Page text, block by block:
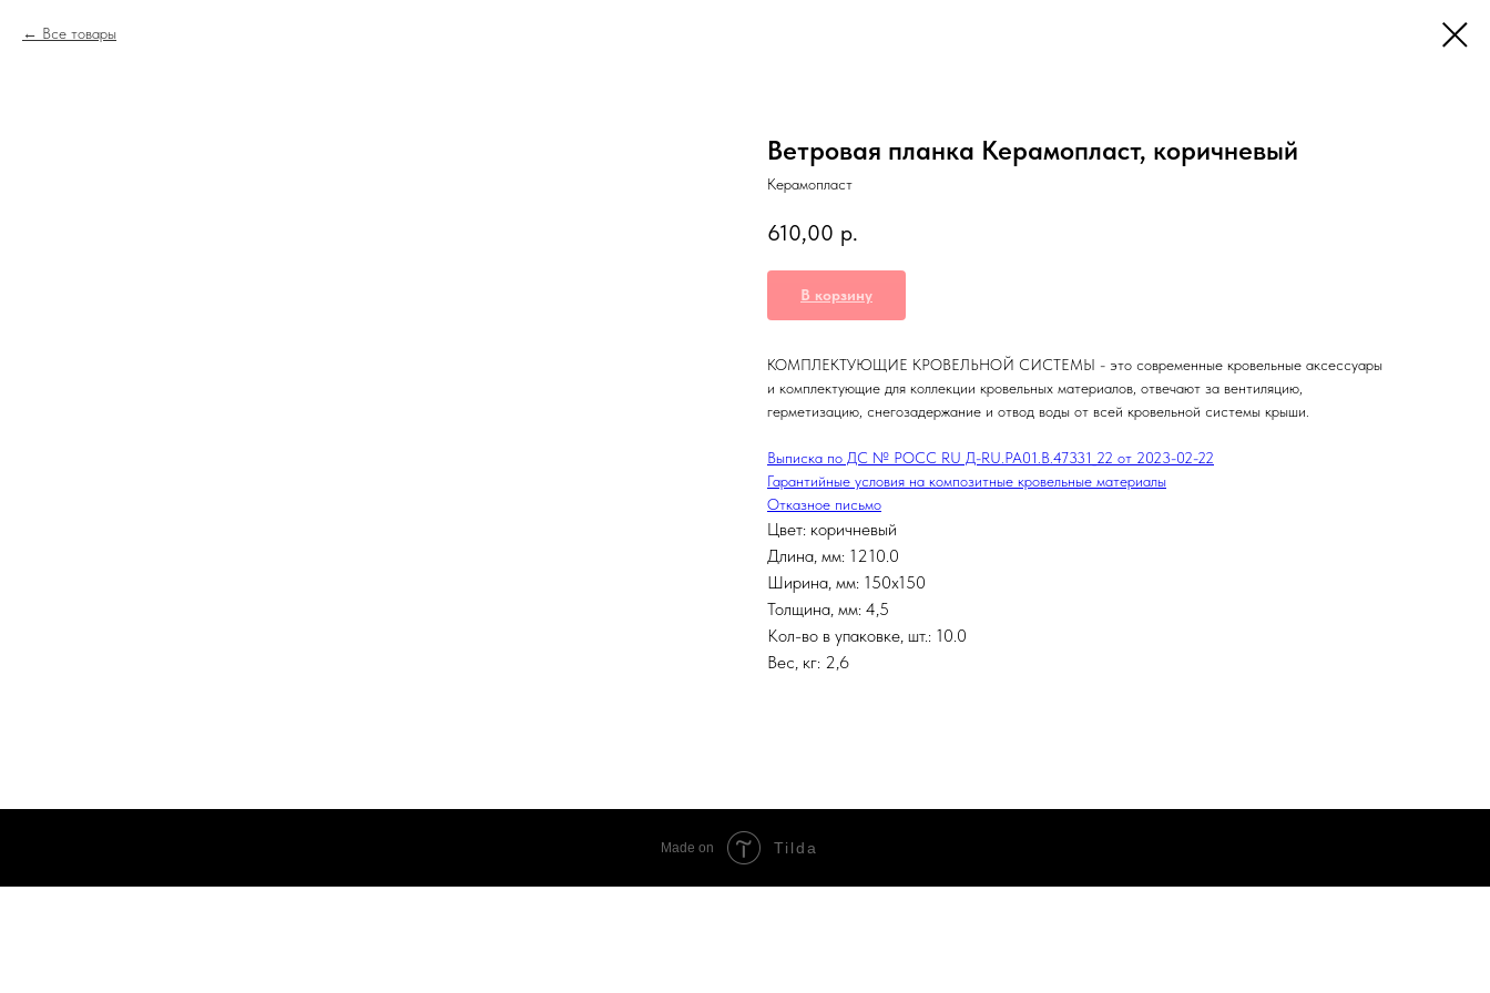
Все товары
Ветровая планка Керамопласт, коричневый
Керамопласт
610,00 р.
В корзину
КОМПЛЕКТУЮЩИЕ КРОВЕЛЬНОЙ СИСТЕМЫ - это современные кровельные аксессуары
и комплектующие для коллекции кровельных материалов, отвечают за вентиляцию,
герметизацию, снегозадержание и отвод воды от всей кровельной системы крыши.
Выписка по ДС № РОСС RU Д-RU.РА01.В.47331_22 от 2023-02-22
Гарантийные условия на композитные кровельные материалы
Отказное письмо
Цвет: коричневый
Длина, мм: 1210.0
Ширина, мм: 150х150
Толщина, мм: 4,5
Кол-во в упаковке, шт.: 10.0
Вес, кг: 2,6
Made on Tilda